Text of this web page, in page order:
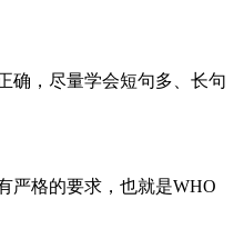
确，尽量学会短句多、长句
严格的要求，也就是WHO